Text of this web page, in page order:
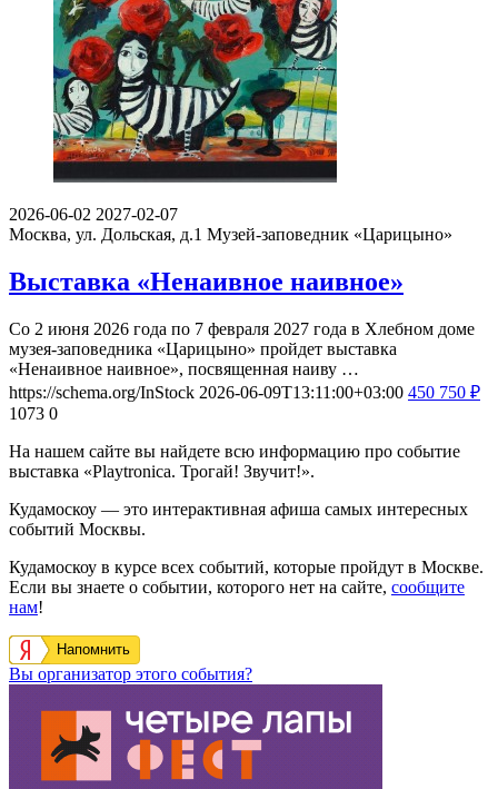
2026-06-02 2027-02-07
Москва, ул. Дольская, д.1 Музей-заповедник «Царицыно»
Выставка «Ненаивное наивное»
Со 2 июня 2026 года по 7 февраля 2027 года в Хлебном доме
музея-заповедника «Царицыно» пройдет выставка
«Ненаивное наивное», посвященная наиву …
https://schema.org/InStock 2026-06-09T13:11:00+03:00 450 750 ₽
1073 0
На нашем сайте вы найдете всю информацию про событие
выставка «Playtronica. Трогай! Звучит!».
Кудамоскоу — это интерактивная афиша самых интересных
событий Москвы.
Кудамоскоу в курсе всех событий, которые пройдут в Москве.
Если вы знаете о событии, которого нет на сайте, сообщите
нам!
Напомнить
Вы организатор этого события?